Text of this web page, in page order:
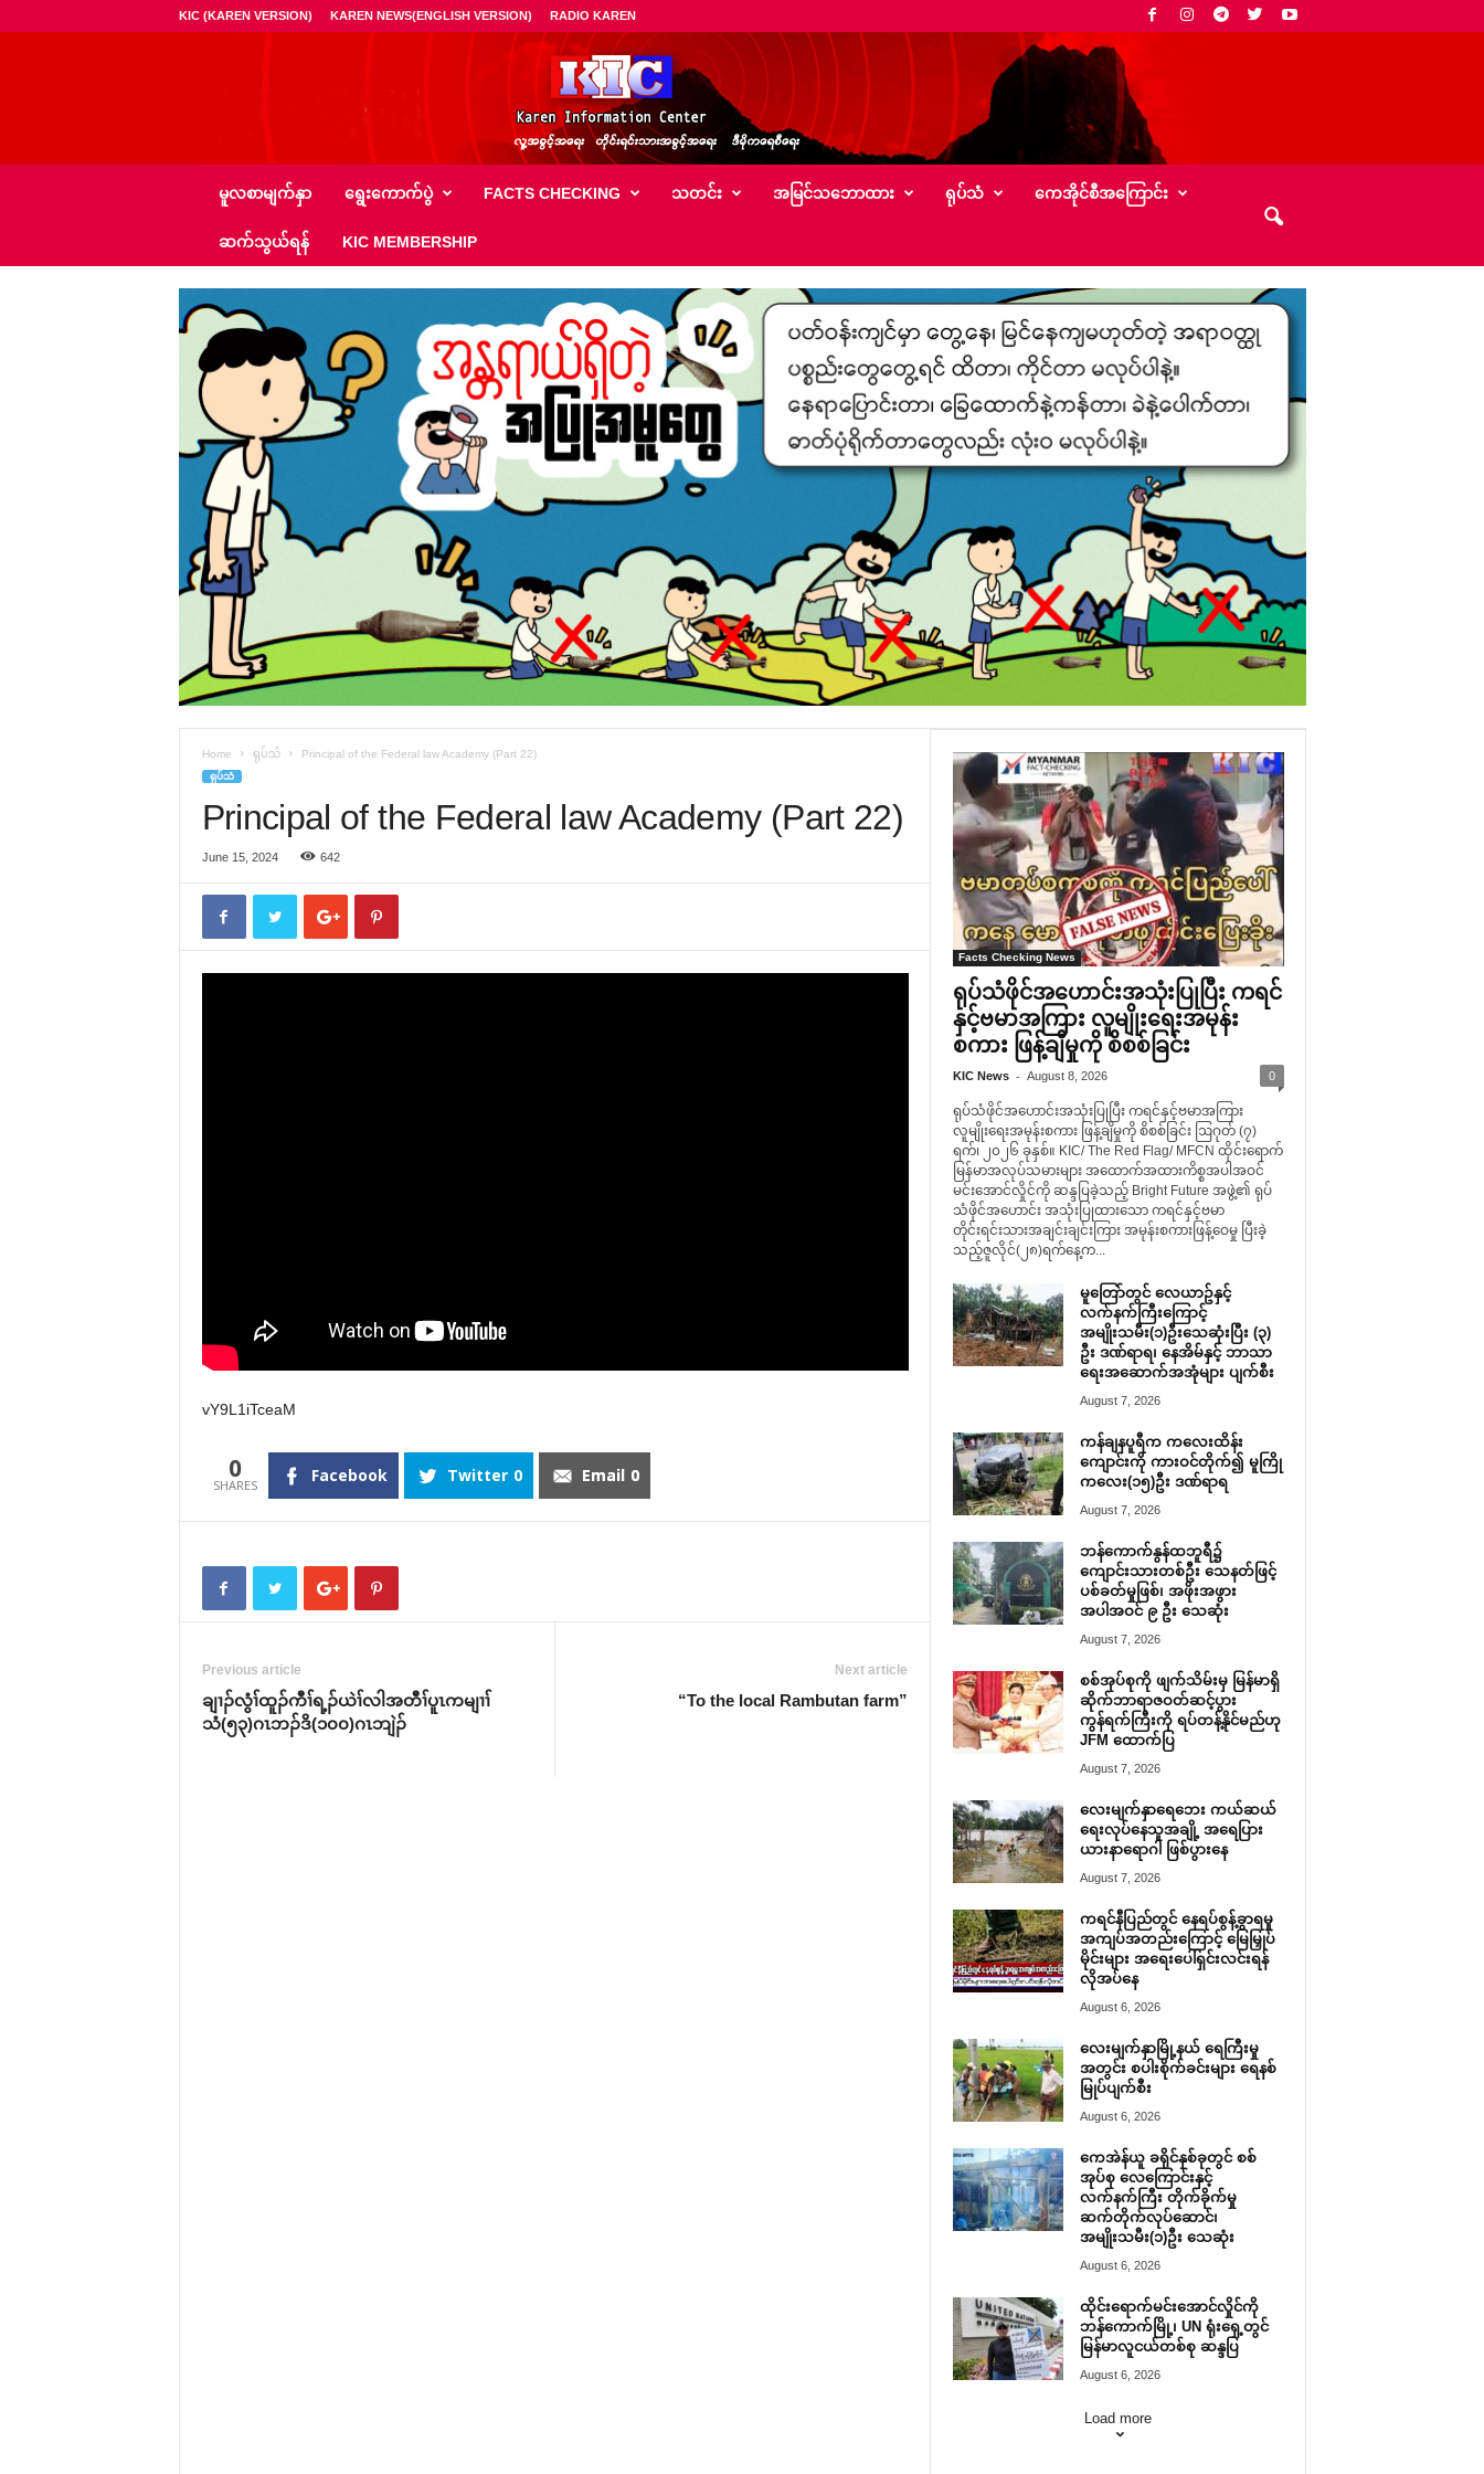
KIC (KAREN VERSION) KAREN NEWS(ENGLISH VERSION) RADIO KAREN
–
မူလစာမျက်နှာ ရွေး‌ကောက်ပွဲ FACTS CHECKING သတင်း အမြင်သ‌ဘောထား ရုပ်သံ ‌ကေအိုင်စီအ‌ကြောင်း
ဆက်သွယ်ရန် KIC MEMBERSHIP
Home ရုပ်သံ Principal of the Federal law Academy (Part 22)
ရုပ်သံ
Principal of the Federal law Academy (Part 22)
June 15, 2024 642
vY9L1iTceaM
0 Facebook Twitter 0 Email 0
Previous article
ချၢၣ်လွံၢ်ထူၣ်ကီၢ်ရ့ၣ်ယဲၢ်လါအတီၢ်ပူၤကမျၢၢ်
သံ(၅၃)ဂၤဘၣ်ဒိ(၁၀၀)ဂၤဘျဲၣ်
Next article
“To the local Rambutan farm”
Facts Checking News
ရုပ်သံဖိုင်အဟောင်းအသုံးပြုပြီး ကရင်
နှင့်ဗမာအကြား လူမျိုးရေးအမုန်း
စကား ဖြန့်ချိမှုကို စိစစ်ခြင်း
KIC News - August 8, 2026 0
ရုပ်သံဖိုင်အဟောင်းအသုံးပြုပြီး ကရင်နှင့်ဗမာအကြား
လူမျိုးရေးအမုန်းစကား ဖြန့်ချိမှုကို စိစစ်ခြင်း ဩဂုတ် (၇)
ရက်၊ ၂၀၂၆ ခုနှစ်။ KIC/ The Red Flag/ MFCN ထိုင်းရောက်
မြန်မာအလုပ်သမားများ အထောက်အထားကိစ္စအပါအဝင်
မင်းအောင်လှိုင်ကို ဆန္ဒပြခဲ့သည့် Bright Future အဖွဲ့၏ ရုပ်
သံဖိုင်အဟောင်း အသုံးပြုထားသော ကရင်နှင့်ဗမာ
တိုင်းရင်းသားအချင်းချင်းကြား အမုန်းစကားဖြန့်ဝေမှု ပြီးခဲ့
သည့်ဇူလိုင်(၂၈)ရက်နေ့က...
မူတြော်တွင် လေယာဥ်နှင့်
လက်နက်ကြီးကြောင့်
အမျိုးသမီး(၁)ဦးသေဆုံးပြီး (၃)
ဦး ဒဏ်ရာရ၊ နေအိမ်နှင့် ဘာသာ
ရေးအဆောက်အအုံများ ပျက်စီး
August 7, 2026
ကန်ချနပူရီက ကလေးထိန်း
ကျောင်းကို ကားဝင်တိုက်၍ မူကြို
ကလေး(၁၅)ဦး ဒဏ်ရာရ
August 7, 2026
ဘန်ကောက်နွန်ထဘူရီ၌
ကျောင်းသားတစ်ဦး သေနတ်ဖြင့်
ပစ်ခတ်မှုဖြစ်၊ အဖိုးအဖွား
အပါအဝင် ၉ ဦး သေဆုံး
August 7, 2026
စစ်အုပ်စုကို ဖျက်သိမ်းမှ မြန်မာရှိ
ဆိုက်ဘာရာဇဝတ်ဆင့်ပွား
ကွန်ရက်ကြီးကို ရပ်တန့်နိုင်မည်ဟု
JFM ထောက်ပြ
August 7, 2026
လေးမျက်နှာရေဘေး ကယ်ဆယ်
ရေးလုပ်နေသူအချို့ အရေပြား
ယားနာရောဂါ ဖြစ်ပွားနေ
August 7, 2026
ကရင်နီပြည်တွင် နေရပ်စွန့်ခွာရမှု
အကျပ်အတည်းကြောင့် မြေမြှုပ်
မိုင်းများ အရေးပေါ်ရှင်းလင်းရန်
လိုအပ်နေ
August 6, 2026
လေးမျက်နှာမြို့နယ် ရေကြီးမှု
အတွင်း စပါးစိုက်ခင်းများ ရေနစ်
မြုပ်ပျက်စီး
August 6, 2026
ကေအဲန်ယူ ခရိုင်နှစ်ခုတွင် စစ်
အုပ်စု လေကြောင်းနှင့်
လက်နက်ကြီး တိုက်ခိုက်မှု
ဆက်တိုက်လုပ်ဆောင်၊
အမျိုးသမီး(၁)ဦး သေဆုံး
August 6, 2026
ထိုင်းရောက်မင်းအောင်လှိုင်ကို
ဘန်ကောက်မြို့၊ UN ရုံးရှေ့တွင်
မြန်မာလူငယ်တစ်စု ဆန္ဒပြ
August 6, 2026
Load more